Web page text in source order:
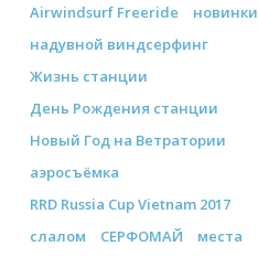
Airwindsurf Freeride
новинки
надувной виндсерфинг
Жизнь станции
День Рождения станции
Новый Год на Ветратории
аэросъёмка
RRD Russia Cup Vietnam 2017
слалом
СЕРФОМАЙ
места